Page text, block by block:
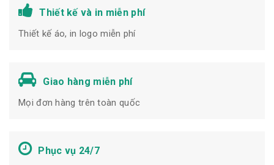
Thiết kế và in miễn phí
Thiết kế áo, in logo miễn phí
Giao hàng miễn phí
Mọi đơn hàng trên toàn quốc
Phục vụ 24/7